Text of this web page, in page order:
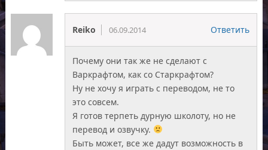
Reiko 06.09.2014 Ответить
Почему они так же не сделают с
Варкрафтом, как со Старкрафтом?
Ну не хочу я играть с переводом, не то
это совсем.
Я готов терпеть дурную школоту, но не
перевод и озвучку.
Быть может, все же дадут возможность в